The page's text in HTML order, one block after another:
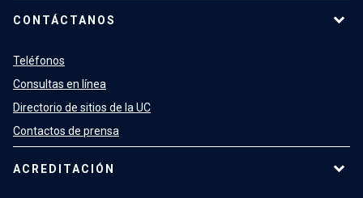
CONTÁCTANOS
Teléfonos
Consultas en línea
Directorio de sitios de la UC
Contactos de prensa
ACREDITACIÓN